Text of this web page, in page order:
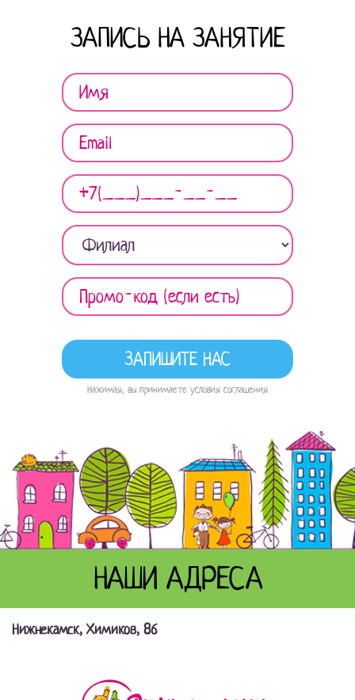
ЗАПИСЬ НА ЗАНЯТИЕ
Нажимая, вы принимаете условия соглашения
НАШИ АДРЕСА
Нижнекамск, Химиков, 86